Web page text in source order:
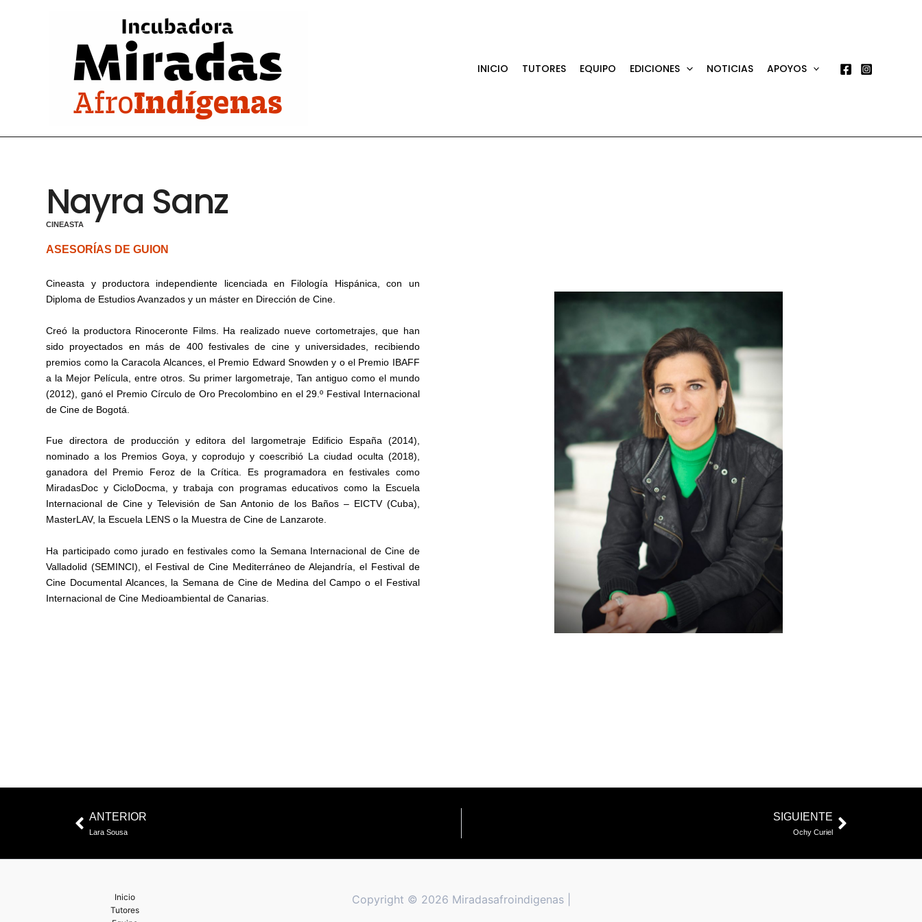
INICIO
TUTORES EQUIPO EDICIONES NOTICIAS APOYOS
Nayra Sanz
CINEASTA
ASESORÍAS DE GUION
Cineasta y productora independiente licenciada en Filología Hispánica, con un
Diploma de Estudios Avanzados y un máster en Dirección de Cine.
Creó la productora Rinoceronte Films. Ha realizado nueve cortometrajes, que han
sido proyectados en más de 400 festivales de cine y universidades, recibiendo
premios como la Caracola Alcances, el Premio Edward Snowden y o el Premio IBAFF
a la Mejor Película, entre otros. Su primer largometraje, Tan antiguo como el mundo
(2012), ganó el Premio Círculo de Oro Precolombino en el 29.º Festival Internacional
de Cine de Bogotá.
Fue directora de producción y editora del largometraje Edificio España (2014),
nominado a los Premios Goya, y coprodujo y coescribió La ciudad oculta (2018),
ganadora del Premio Feroz de la Crítica. Es programadora en festivales como
MiradasDoc y CicloDocma, y trabaja con programas educativos como la Escuela
Internacional de Cine y Televisión de San Antonio de los Baños – EICTV (Cuba),
MasterLAV, la Escuela LENS o la Muestra de Cine de Lanzarote.
Ha participado como jurado en festivales como la Semana Internacional de Cine de
Valladolid (SEMINCI), el Festival de Cine Mediterráneo de Alejandría, el Festival de
Cine Documental Alcances, la Semana de Cine de Medina del Campo o el Festival
Internacional de Cine Medioambiental de Canarias.
AntANTERIOR
Lara Sousa
SIGUIENTE
Ochy Curiel
Inicio
Tutores
Copyright © 2026 Miradasafroindigenas |